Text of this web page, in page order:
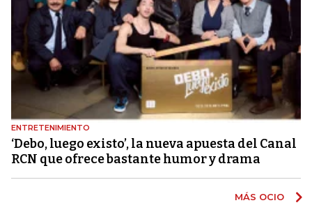
ENTRETENIMIENTO
‘Debo, luego existo’, la nueva apuesta del Canal
RCN que ofrece bastante humor y drama
MÁS OCIO